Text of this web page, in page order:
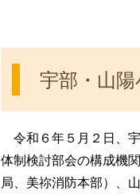
宇部・山
令和６年５月２日、
体制検討部会の構成機
局、美祢消防本部）、